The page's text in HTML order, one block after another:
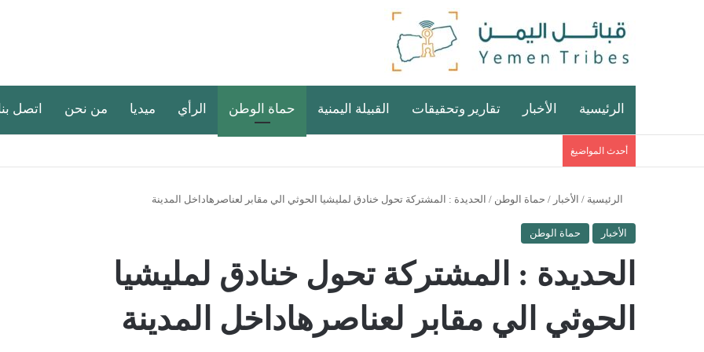
الرئيسية الأخبار تقارير وتحقيقات القبيلة اليمنية حماة الوطن الرأي ميديا من نحن اتصل
أحدث المواضيغ
الرئيسية / الأخبار / حماة الوطن / الحديدة : المشتركة تحول خنادق لمليشيا الحوثي الي مقابر لعناصرهاداخل المدينة
الأخبار حماة الوطن
الحديدة : المشتركة تحول خنادق لمليشيا
الحوثي الي مقابر لعناصرهاداخل المدينة